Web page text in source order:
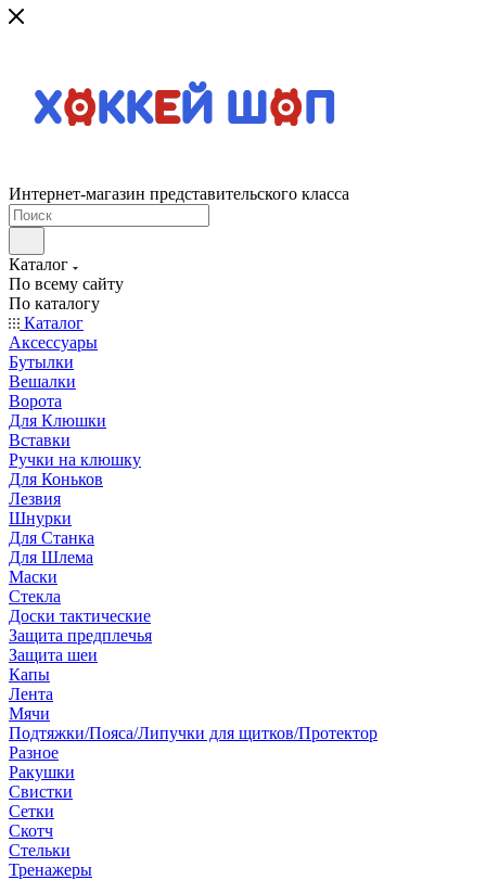
Интернет-магазин представительского класса
Каталог
По всему сайту
По каталогу
Каталог
Аксессуары
Бутылки
Вешалки
Ворота
Для Клюшки
Вставки
Ручки на клюшку
Для Коньков
Лезвия
Шнурки
Для Станка
Для Шлема
Маски
Стекла
Доски тактические
Защита предплечья
Защита шеи
Капы
Лента
Мячи
Подтяжки/Пояса/Липучки для щитков/Протектор
Разное
Ракушки
Свистки
Сетки
Скотч
Стельки
Тренажеры